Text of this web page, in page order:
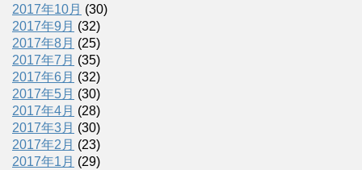
2017年10月 (30)
2017年9月 (32)
2017年8月 (25)
2017年7月 (35)
2017年6月 (32)
2017年5月 (30)
2017年4月 (28)
2017年3月 (30)
2017年2月 (23)
2017年1月 (29)